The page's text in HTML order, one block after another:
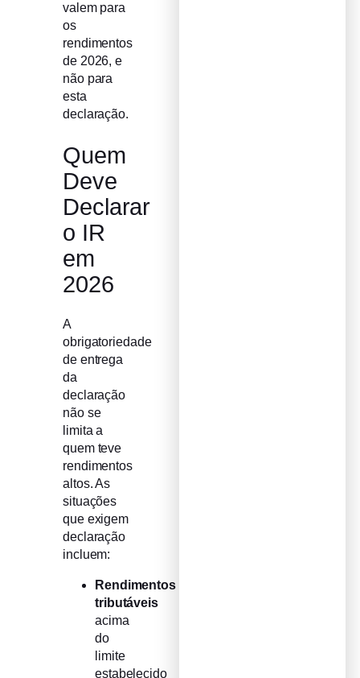
valem para
os
rendimentos
de 2026, e
não para
esta
declaração.
Quem
Deve
Declarar
o IR
em
2026
A
obrigatoriedade
de entrega
da
declaração
não se
limita a
quem teve
rendimentos
altos. As
situações
que exigem
declaração
incluem:
Rendimentos
tributáveis
acima
do
limite
estabelecido